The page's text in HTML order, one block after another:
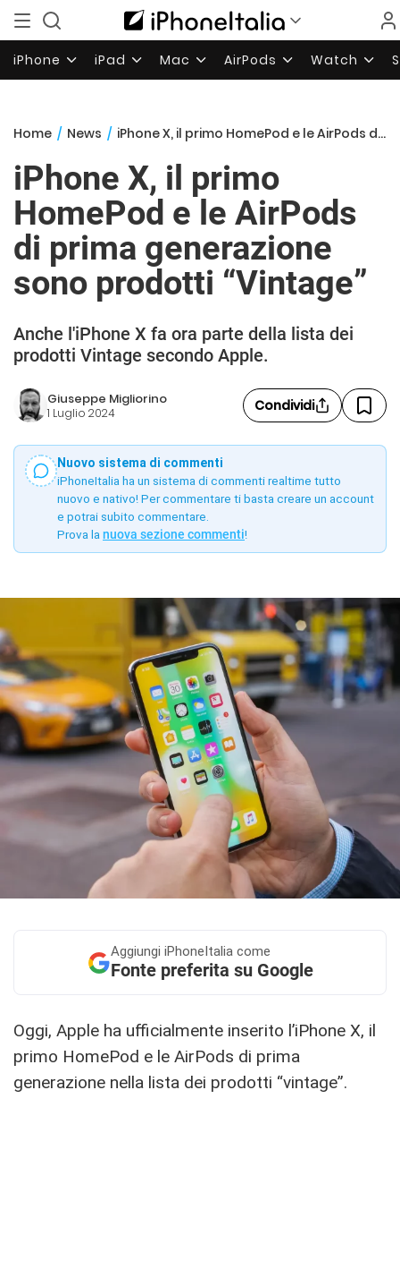
iPhone iPad Mac AirPods Watch
Home / News / iPhone X, il primo HomePod e le AirPods di prima generazione sono prodotti “Vintage”
iPhone X, il primo
HomePod e le AirPods
di prima generazione
sono prodotti “Vintage”
Anche l'iPhone X fa ora parte della lista dei
prodotti Vintage secondo Apple.
Giuseppe Migliorino
1 Luglio 2024 Condividi
Nuovo sistema di commenti
iPhoneItalia ha un sistema di commenti realtime tutto
nuovo e nativo! Per commentare ti basta creare un account
e potrai subito commentare.
Prova la nuova sezione commenti!
Aggiungi iPhoneItalia come
Fonte preferita su Google
Oggi, Apple ha ufficialmente inserito l’iPhone X, il
primo HomePod e le AirPods di prima
generazione nella lista dei prodotti “vintage”.